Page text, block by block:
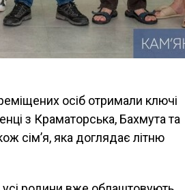
осіб отримали ключі
з Краматорська, Бахмута та
сім’я, яка доглядає літню